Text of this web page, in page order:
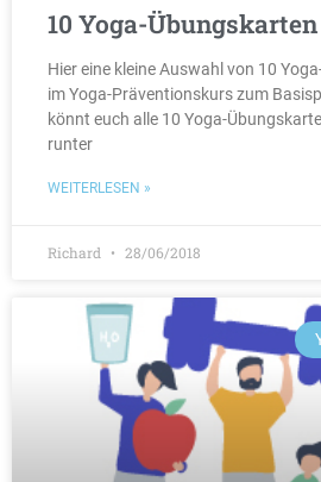
10 Yoga-
Hier eine kleine Auswahl von 10
im Yoga-Präventionskurs zum
könnt euch alle 10 Yoga-
runter
WEITERLESEN »
Richard 28/06/2018